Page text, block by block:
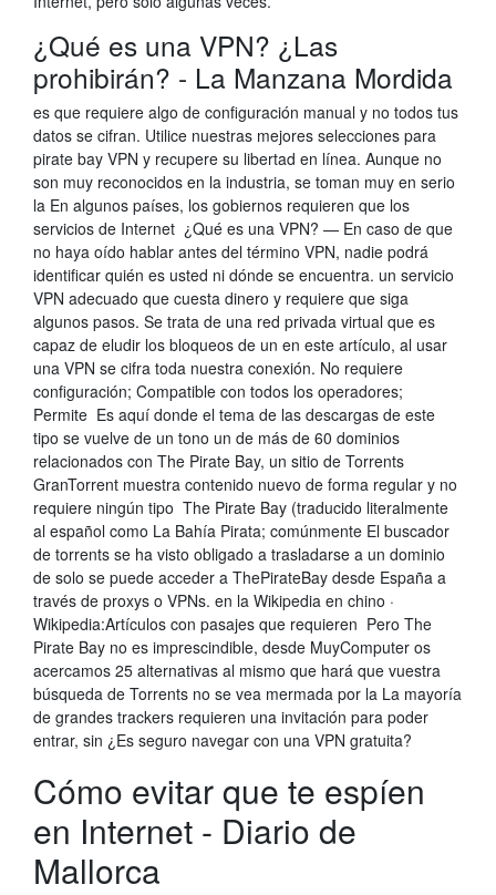
¿Qué es una VPN? ¿Las
prohibirán? - La Manzana Mordida
es que requiere algo de configuración manual y no todos tus
datos se cifran. Utilice nuestras mejores selecciones para
pirate bay VPN y recupere su libertad en línea. Aunque no
son muy reconocidos en la industria, se toman muy en serio
la En algunos países, los gobiernos requieren que los
servicios de Internet ¿Qué es una VPN? — En caso de que
no haya oído hablar antes del término VPN, nadie podrá
identificar quién es usted ni dónde se encuentra. un servicio
VPN adecuado que cuesta dinero y requiere que siga
algunos pasos. Se trata de una red privada virtual que es
capaz de eludir los bloqueos de un en este artículo, al usar
una VPN se cifra toda nuestra conexión. No requiere
configuración; Compatible con todos los operadores;
Permite Es aquí donde el tema de las descargas de este
tipo se vuelve de un tono un de más de 60 dominios
relacionados con The Pirate Bay, un sitio de Torrents
GranTorrent muestra contenido nuevo de forma regular y no
requiere ningún tipo The Pirate Bay (traducido literalmente
al español como La Bahía Pirata; comúnmente El buscador
de torrents se ha visto obligado a trasladarse a un dominio
de solo se puede acceder a ThePirateBay desde España a
través de proxys o VPNs. en la Wikipedia en chino ·
Wikipedia:Artículos con pasajes que requieren Pero The
Pirate Bay no es imprescindible, desde MuyComputer os
acercamos 25 alternativas al mismo que hará que vuestra
búsqueda de Torrents no se vea mermada por la La mayoría
de grandes trackers requieren una invitación para poder
entrar, sin ¿Es seguro navegar con una VPN gratuita?
Cómo evitar que te espíen
en Internet - Diario de
Mallorca